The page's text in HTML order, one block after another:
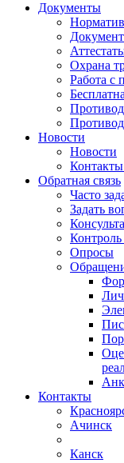
Документы
Охрана
Работа с
Новости
Новости
Обратная связь
Часто
Задать
Контроль
Опросы
Контакты
Ачинск
Канск